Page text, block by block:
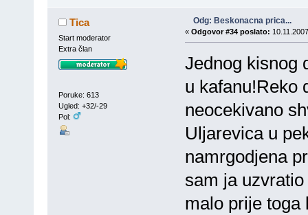
Tica
Start moderator
Extra član
Poruke: 613
Ugled: +32/-29
Pol:
Odg: Beskonacna prica...
« Odgovor #34 poslato:
Jednog kisnog
u kafanu!Reko
neocekivano
Uljarevica u
namrgodjena
sam ja
malo prije toga